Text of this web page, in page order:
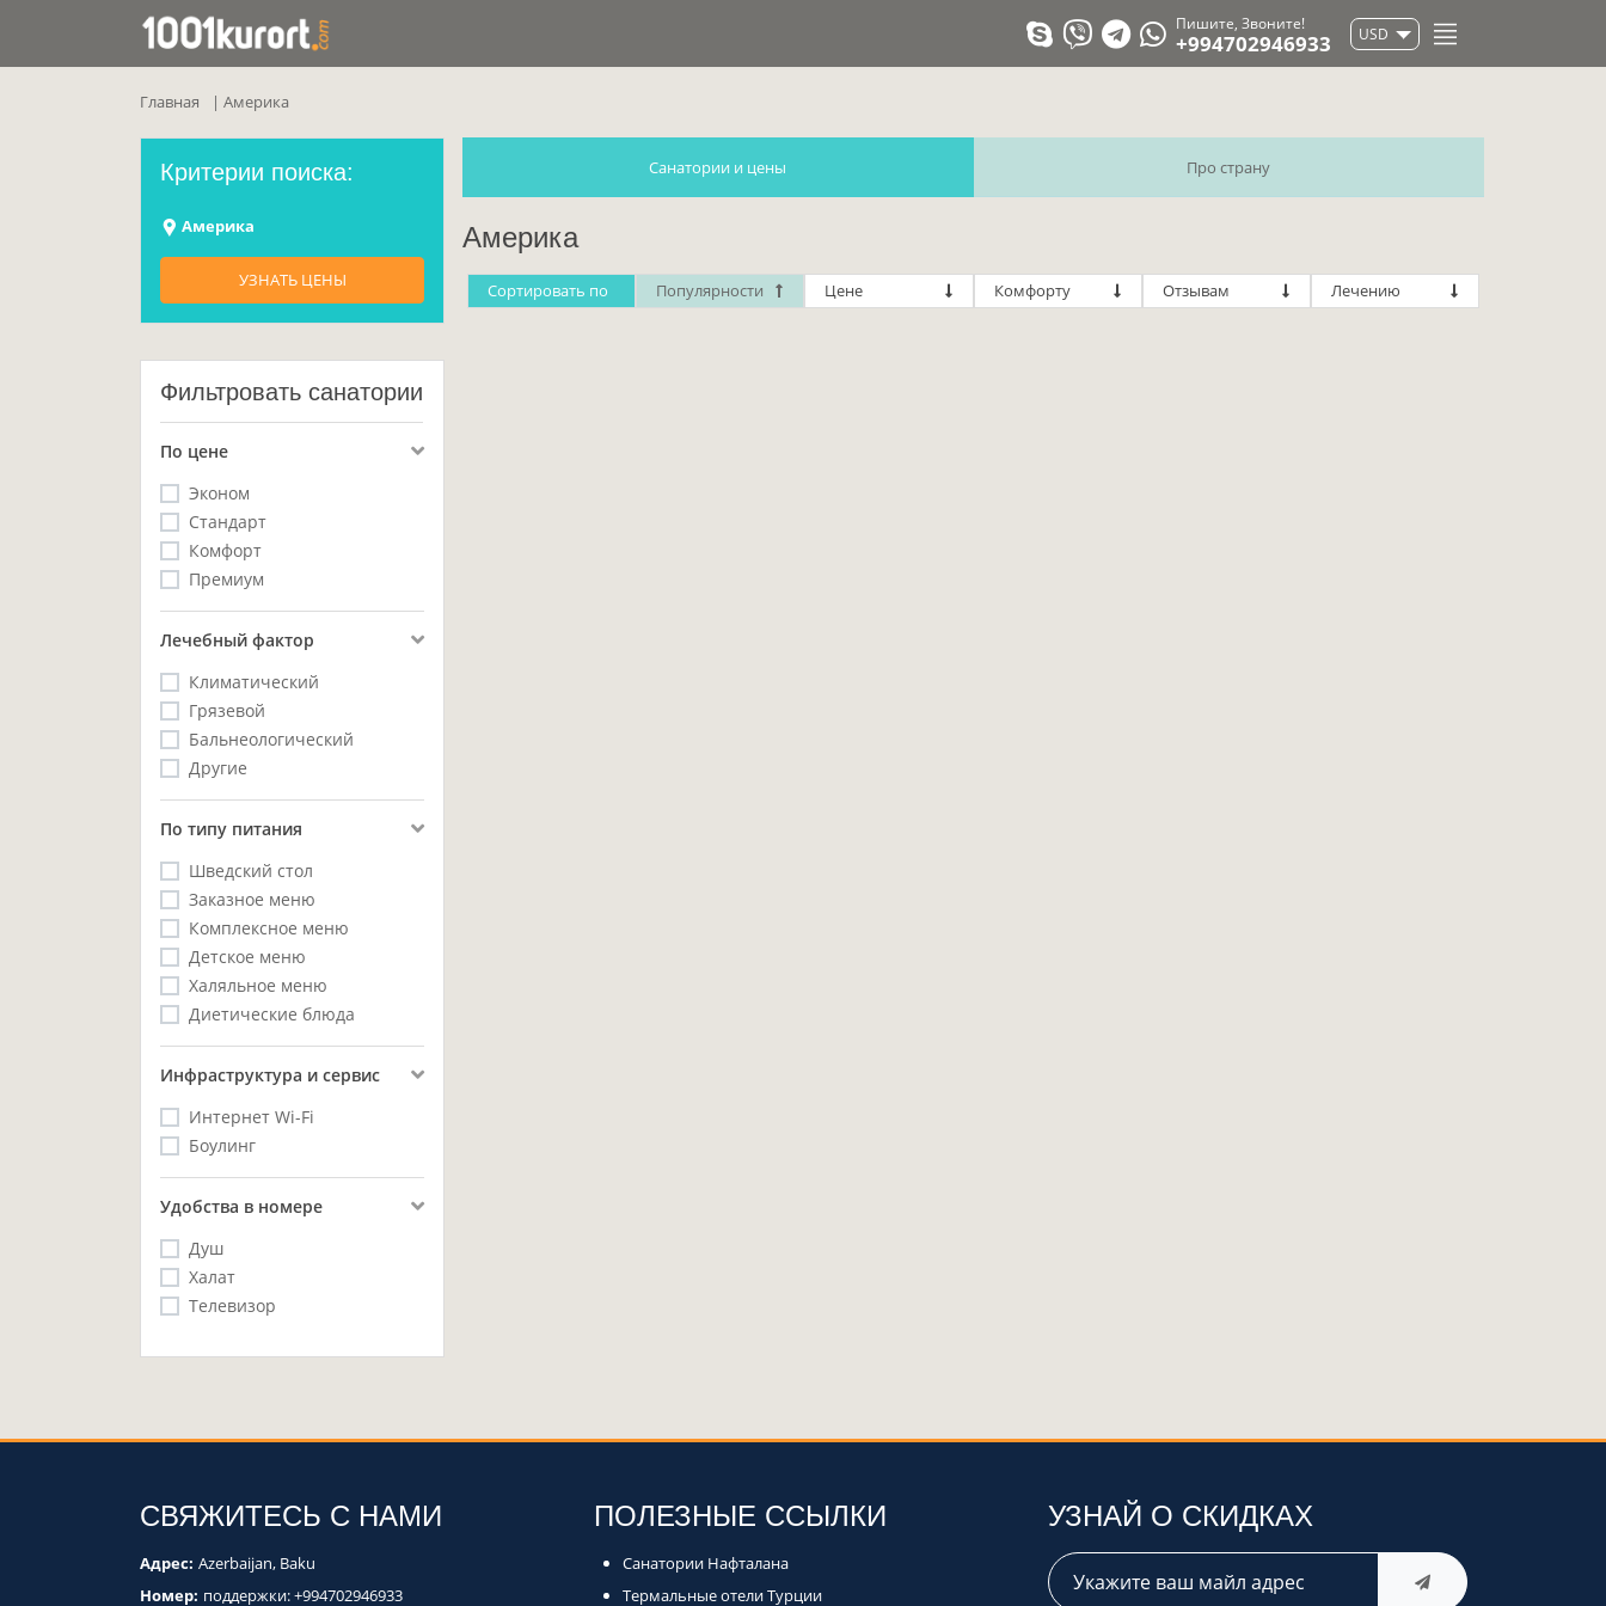
Пишите, Звоните!
+994702946933 USD
Главная Америка
Критерии поиска:
Америка
УЗНАТЬ ЦЕНЫ
Фильтровать санатории
По цене
Эконом
Стандарт
Комфорт
Премиум
Лечебный фактор
Климатический
Грязевой
Бальнеологический
Другие
Пo типу питания
Шведский стол
Заказное меню
Комплексное меню
Детское меню
Халяльное меню
Диетические блюда
Инфраструктура и сервис
Интернет Wi-Fi
Боулинг
Удобства в номере
Душ
Халат
Телевизор
Санатории и цены Про страну
Америка
Cортировать по Популярности Цене Комфорту Отзывам Лечению
СВЯЖИТЕСЬ С НАМИ
Адрес: Azerbaijan, Baku
Номер: поддержки:+994702946933
ПОЛЕЗНЫЕ ССЫЛКИ
Санатории Нафталана
Термальные отели Турции
УЗНАЙ О СКИДКАХ